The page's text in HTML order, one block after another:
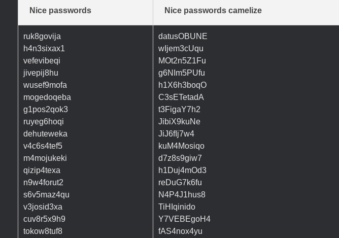
Nice passwords Nice passwords camelize
ruk8govija
h4n3sixax1
vefevibeqi
jivepij8hu
wusef9mofa
mogedoqeba
g1pos2qok3
ruyeg6hoqi
dehuteweka
v4c6s4tef5
m4mojukeki
qizip4texa
n9w4forut2
s6v5maz4qu
v3josid3xa
cuv8r5x9h9
tokow8tuf8
datusOBUNE
wIjem3cUqu
MOt2n5Z1Fu
g6NIm5PUfu
h1X6h3boqO
C3sETetadA
t3FigaY7h2
JibiX9kuNe
JiJ6fIj7w4
kuM4Mosiqo
d7z8s9giw7
h1Duj4mOd3
reDuG7k6fu
N4P4J1hus8
TiHIqinido
Y7VEBEgoH4
fAS4nox4yu